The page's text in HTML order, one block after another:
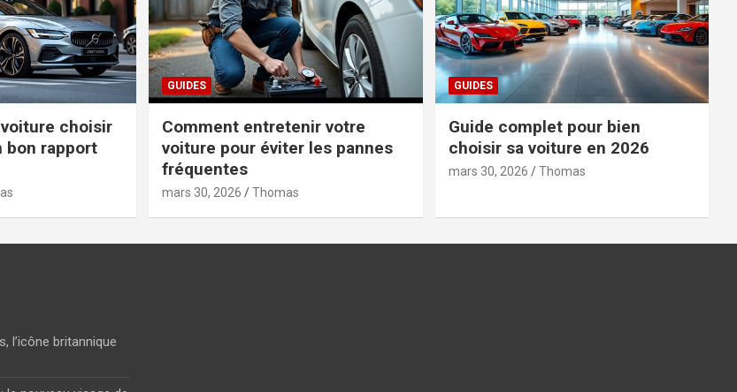
choisir
bon rapport
GUIDES
Comment entretenir votre
voiture pour éviter les pannes
fréquentes
mars 30, 2026 Thomas
GUIDES
Guide complet pour bien
choisir sa voiture en 2026
mars 30, 2026 Thomas
l’icône britannique